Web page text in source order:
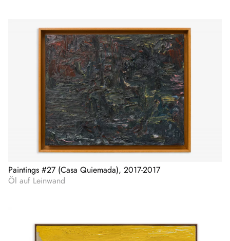
Paintings #27 (Casa Quiemada), 2017-2017
Öl auf Leinwand